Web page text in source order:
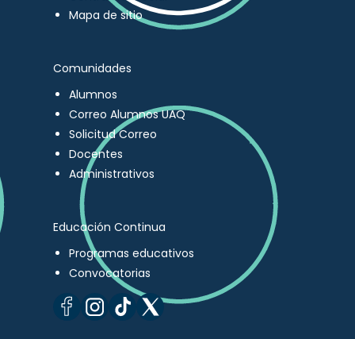
Mapa de sitio
Comunidades
Alumnos
Correo Alumnos UAQ
Solicitud Correo
Docentes
Administrativos
Educación Continua
Programas educativos
Convocatorias